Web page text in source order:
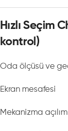
Hızlı Seçim
kontrol)
Oda ölçüsü ve
Ekran mesafesi
Mekanizma